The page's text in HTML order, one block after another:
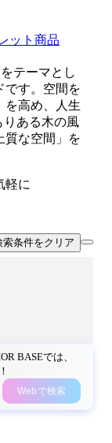
ット商品
テーマとし
です。空間を
を高め、人生
りある木の風
質な空間」を
軽に
索条件をクリア
BASEでは、
Webで検索